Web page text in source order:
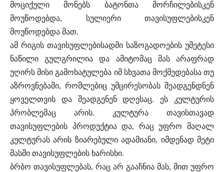
მოციქული მონებს ბატონთა მორჩილებისკენ
მოუწოდებდა, სულიერი თავისუფლებისკენ
მოუწოდებდა მათ.
ამ რიგის თავისუფლებისადმი საზოგადოების უმეტესი
ნაწილი გულგრილია და ამიტომაც მას არაფრად
უღირს მისი გამოხატულება იმ სხვათა მოქმედებასა თუ
აზროვნებაში, რომლებიც უმცირესობას შეადგენდნენ
ყოველთვის და შეადგენენ დღესაც. ეს კულტურის
პრობლემაც არის. კულტურა თავისთავად
თავისუფლების პროდუქტია და, რაც უფრო მაღალ
კულტურას არის ზიარებული ადამიანი, იმდენად მეტი
მასში თავისუფლების ხარისხი.
ბრბო თავისუფლებას, რაც არ გააჩნია მას, მით უფრო